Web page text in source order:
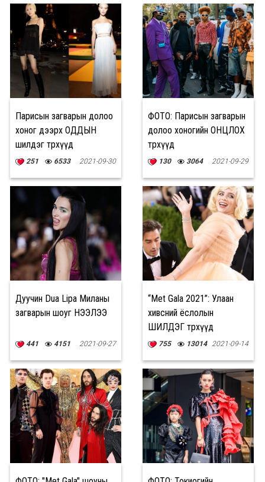
Парисын загварын долоо
хоног дээрх ОДДЫН
шилдэг төрхүүд
251 6533 2021-09-30
ФОТО: Парисын загварын
долоо хоногийн ОНЦЛОХ
төрхүүд
130 3064 2021-09-29
Дуучин Dua Lipa Миланы
загварын шоуг НЭЭЛЭЭ
441 4151 2021-09-27
“Met Gala 2021”: Улаан
хивсний ёслолын
ШИЛДЭГ төрхүүд
755 13014 2021-09-14